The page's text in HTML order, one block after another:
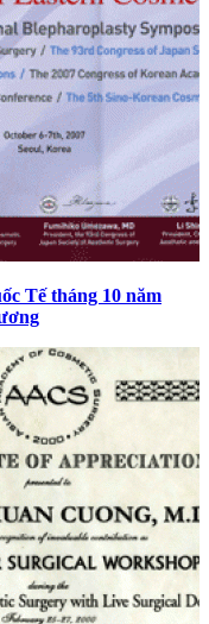
Tế tháng 10 năm